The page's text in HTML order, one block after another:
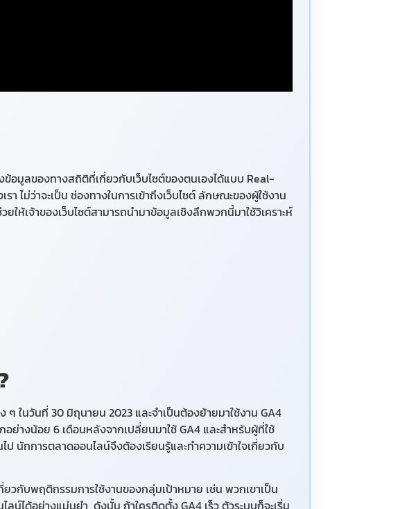
อมูลของทางสถิติที่เกี่ยวกับเว็บไซต์ของตนเองได้แบบ Real-
ไม่ว่าจะเป็น ช่องทางในการเข้าถึงเว็บไซต์ ลักษณะของผู้ใช้งาน
ให้เจ้าของเว็บไซต์สามารถนำมาข้อมูลเชิงลึกพวกนี้มาใช้วิเคราะห์
ในวันที่ 30 มิถุนายน 2023 และจำเป็นต้องย้ายมาใช้งาน GA4
ย่างน้อย 6 เดือนหลังจากเปลี่ยนมาใช้ GA4 และสำหรับผู้ที่ใช้
นักการตลาดออนไลน์จึงต้องเรียนรู้และทำความเข้าใจเกี่ยวกับ
วกับพฤติกรรมการใช้งานของกลุ่มเป้าหมาย เช่น พวกเขาเป็น
ไลน์ได้อย่างแม่นยำ ดังนั้น ถ้าใครติดตั้งGA4 เร็ว ตัวระบบก็จะเริ่ม